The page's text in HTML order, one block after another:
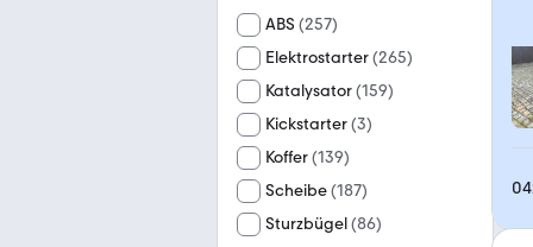
ABS (257)
Elektrostarter(265)
Katalysator(159)
Kickstarter(3)
Koffer(139)
Scheibe(187)
Sturzbügel(86)